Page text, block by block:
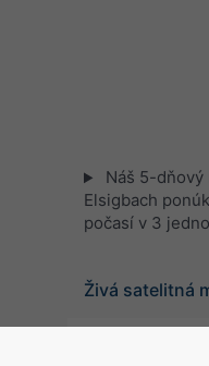
Náš 5-
Elsigbach
počasí v 3
Živá satelitná